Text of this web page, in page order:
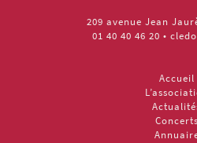
209 avenue Jean
01 40 40 46 20 •
Accueil
Concerts